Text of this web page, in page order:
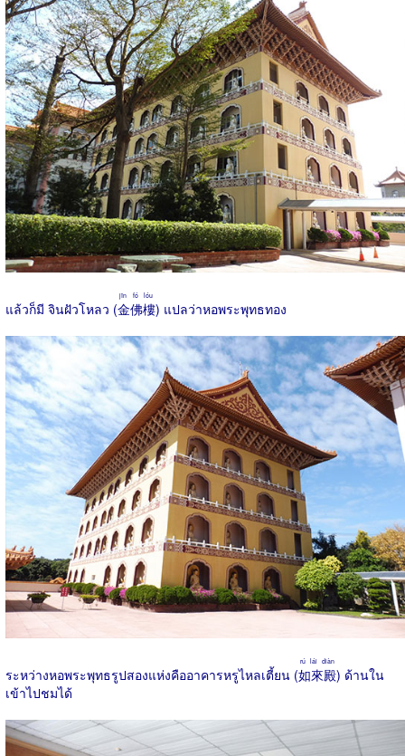
แล้วก็มี จินฝัวโหลว (金佛樓
jīn fó lóu
) แปลว่าหอพระพุทธทอง
ระหว่างหอพระพุทธรูปสองแห่งคืออาคารหรูไหลเตี้ยน (如來殿
rú lái diàn
) ด้านใน
เข้าไปชมได้